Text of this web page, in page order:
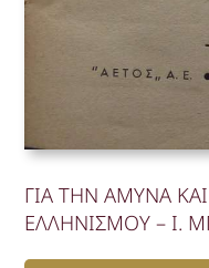
ΓΙΑ ΤΗΝ ΑΜΥΝΑ
ΕΛΛΗΝΙΣΜΟΥ – Ι.